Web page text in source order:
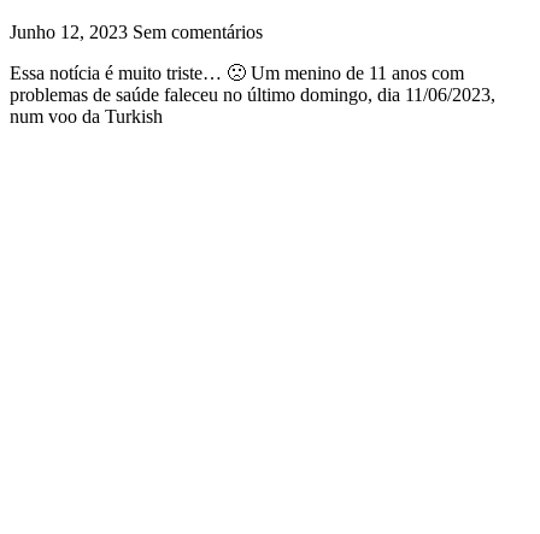
Junho 12, 2023 Sem comentários
Essa notícia é muito triste… 🙁 Um menino de 11 anos com
problemas de saúde faleceu no último domingo, dia 11/06/2023,
num voo da Turkish